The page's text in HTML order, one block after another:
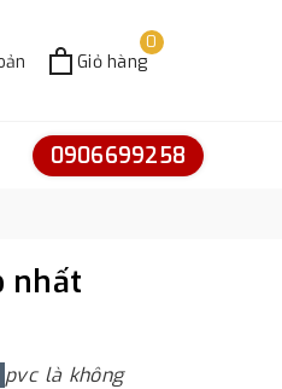
0
Giỏ hàng
0906699258
nhất
pvc là không